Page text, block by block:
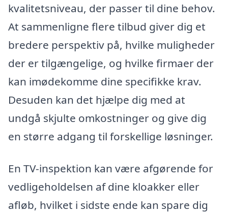
kvalitetsniveau, der passer til dine behov.
At sammenligne flere tilbud giver dig et
bredere perspektiv på, hvilke muligheder
der er tilgængelige, og hvilke firmaer der
kan imødekomme dine specifikke krav.
Desuden kan det hjælpe dig med at
undgå skjulte omkostninger og give dig
en større adgang til forskellige løsninger.
En TV-inspektion kan være afgørende for
vedligeholdelsen af dine kloakker eller
afløb, hvilket i sidste ende kan spare dig